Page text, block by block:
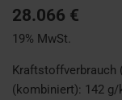
28.066 €
19% MwSt.
Kraftstoffverbrauch
(kombiniert): 142 g/